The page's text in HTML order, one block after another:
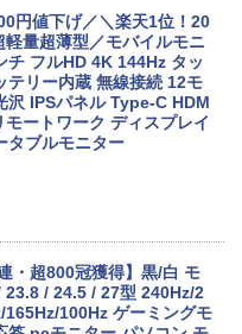
ードレス ENCノイズキャン
アリング Type-C充電 マイク
式音量調整 スポーツ/通勤/通
ワイト)
REDMI Buds 8 Lite ワイヤ
ver.)
限定】 伊藤園 磨かれて、澄
2L 8本 ラベルレス [ ケース
トル ] [ 箱買い ] [ ストック
ヤニ吸うふたり 9巻 (デジタル
ンコミックス)
512GB/1TB/15.
DVD/USB 3.0/Office/中古
ノートパソコン/中古ノート
:4GB/8GB/16GB/SSD:12
1TB/Wi-fi/15.6型/Of
中古PC 中古ノートパ
円値下げ／＼楽天1位！20
軽量超薄型／モバイルモニ
チ フルHD 4K 144Hz タッ
テリー内蔵 無線接続 12モ
沢 IPSパネル Type-C HDM
モートワーク ディスプレイ
タブルモニター
・超800冠獲得】黒/白 モ
23.8 / 24.5 / 27型 240Hz/2
165Hz/100Hz ゲーミングモ